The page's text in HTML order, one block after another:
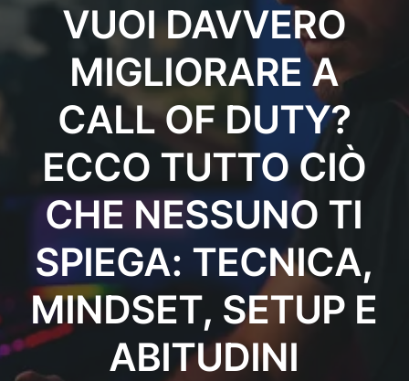
VUOI DAVVERO
MIGLIORARE A
CALL OF DUTY?
ECCO TUTTO CIÒ
CHE NESSUNO TI
SPIEGA: TECNICA,
MINDSET, SETUP E
ABITUDINI